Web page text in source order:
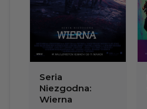
Seria
Niezgodna:
Wierna